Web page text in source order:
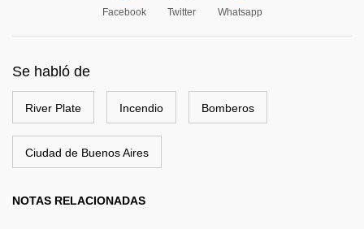
Facebook Twitter Whatsapp
Se habló de
River Plate Incendio Bomberos
Ciudad de Buenos Aires
NOTAS RELACIONADAS